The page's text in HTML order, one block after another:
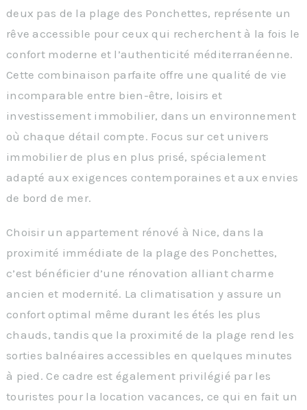
deux pas de la plage des Ponchettes, représente un
rêve accessible pour ceux qui recherchent à la fois le
confort moderne et l’authenticité méditerranéenne.
Cette combinaison parfaite offre une qualité de vie
incomparable entre bien-être, loisirs et
investissement immobilier, dans un environnement
où chaque détail compte. Focus sur cet univers
immobilier de plus en plus prisé, spécialement
adapté aux exigences contemporaines et aux envies
de bord de mer.
Choisir un appartement rénové à Nice, dans la
proximité immédiate de la plage des Ponchettes,
c’est bénéficier d’une rénovation alliant charme
ancien et modernité. La climatisation y assure un
confort optimal même durant les étés les plus
chauds, tandis que la proximité de la plage rend les
sorties balnéaires accessibles en quelques minutes
à pied. Ce cadre est également privilégié par les
touristes pour la location vacances, ce qui en fait un